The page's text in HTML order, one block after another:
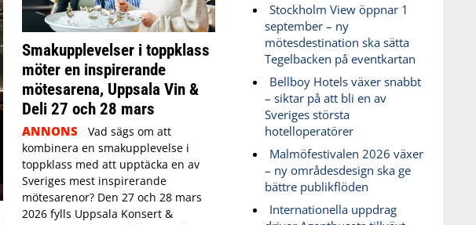
Smakupplevelser i toppklass
möter en inspirerande
mötesarena, Uppsala Vin &
Deli 27 och 28 mars
ANNONS
Vad sägs om att
kombinera en smakupplevelse i
toppklass med att upptäcka en av
Sveriges mest inspirerande
mötesarenor? Den 27 och 28 mars
2026 fylls Uppsala Konsert &
Stockholm View öppnar 1
september – ny
mötesdestination ska sätta
Tegelbacken på eventkartan
Bellboy Hotels växer snabbt
– siktar på att bli en av
Sveriges största
hotelloperatörer
Malmöfestivalen 2026 växer
– ny områdesdesign ska ge
bättre publikflöden
Internationella uppdrag